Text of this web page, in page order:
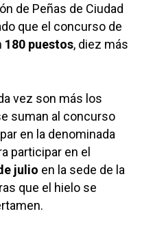
de Peñas de Ciudad
que el concurso de
180 puestos, diez más
vez son más los
suman al concurso
en la denominada
participar en el
julio en la sede de la
que el hielo se